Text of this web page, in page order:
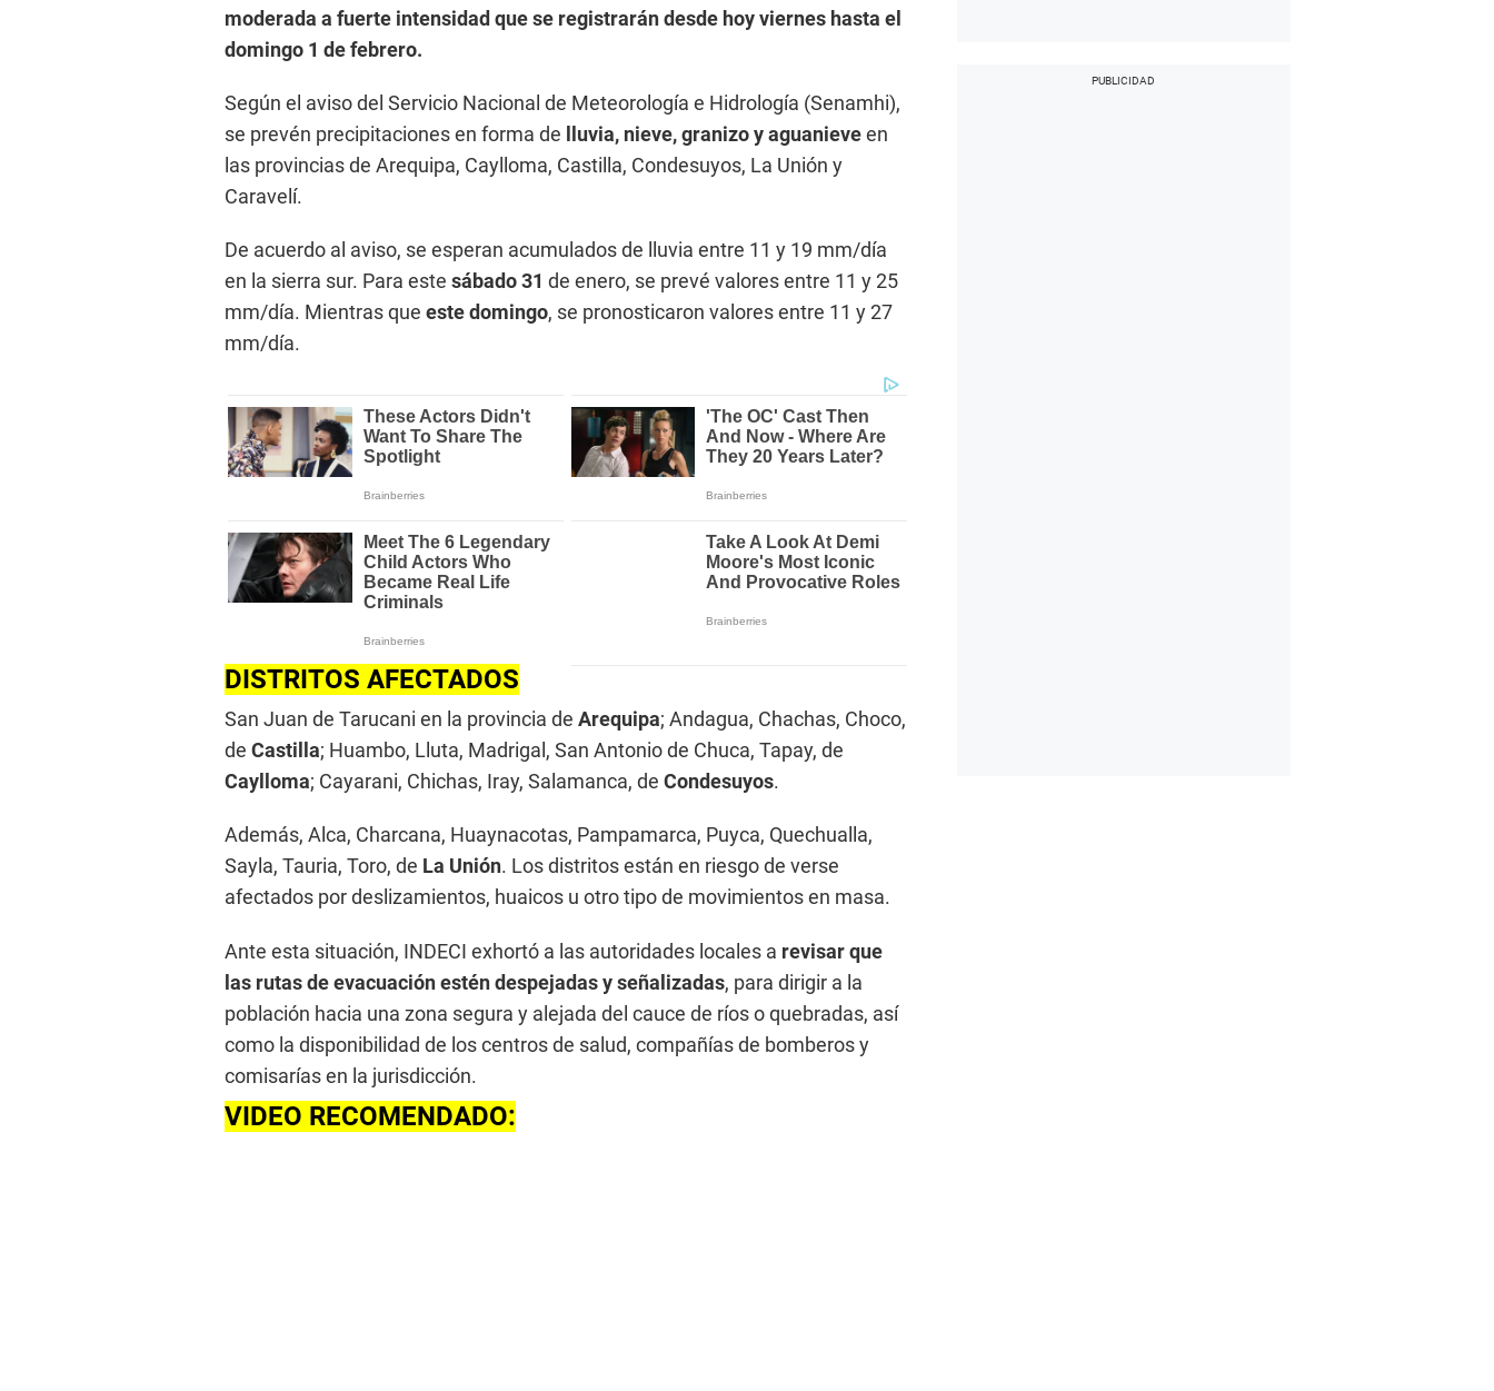
moderada a fuerte intensidad que se registrarán desde hoy viernes hasta el
domingo 1 de febrero.
Según el aviso del Servicio Nacional de Meteorología e Hidrología (Senamhi),
se prevén precipitaciones en forma de lluvia, nieve, granizo y aguanieveen
las provincias de Arequipa, Caylloma, Castilla, Condesuyos, La Unión y
Caravelí.
De acuerdo al aviso, se esperan acumulados de lluvia entre 11 y 19 mm/día
en la sierra sur. Para este sábado 31 de enero, se prevé valores entre 11 y 25
mm/día. Mientras que este domingo, se pronosticaron valores entre 11 y 27
mm/día.
DISTRITOS AFECTADOS
San Juan de Tarucani en la provincia de Arequipa; Andagua, Chachas, Choco,
de Castilla; Huambo, Lluta, Madrigal, San Antonio de Chuca, Tapay, de
Caylloma; Cayarani, Chichas, Iray, Salamanca, de Condesuyos.
Además, Alca, Charcana, Huaynacotas, Pampamarca, Puyca, Quechualla,
Sayla, Tauria, Toro, de La Unión. Los distritos están en riesgo de verse
afectados por deslizamientos, huaicos u otro tipo de movimientos en masa.
Ante esta situación, INDECI exhortó a las autoridades locales a revisar que
las rutas de evacuación estén despejadas y señalizadas, para dirigir a la
población hacia una zona segura y alejada del cauce de ríos o quebradas, así
como la disponibilidad de los centros de salud, compañías de bomberos y
comisarías en la jurisdicción.
VIDEO RECOMENDADO: